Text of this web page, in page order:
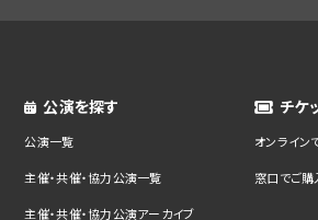
公演を探す
公演一覧
主催・共催・協力公演一覧
主催・共催・協力公演アーカイブ
チケ
オンライン
窓口でご